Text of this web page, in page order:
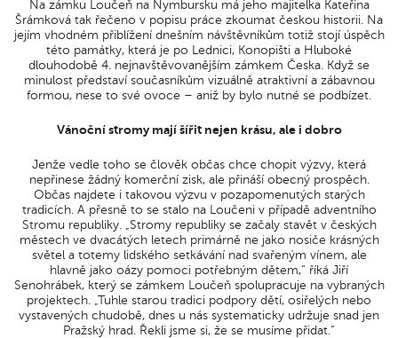
Na zámku Loučeň na Nymbursku má jeho majitelka Kateřina
Šrámková tak řečeno v popisu práce zkoumat českou historii. Na
jejím vhodném přiblížení dnešním návštěvníkům totiž stojí úspěch
této památky, která je po Lednici, Konopišti a Hluboké
dlouhodobě 4. nejnavštěvovanějším zámkem Česka. Když se
minulost představí současníkům vizuálně atraktivní a zábavnou
formou, nese to své ovoce – aniž by bylo nutné se podbízet.
Vánoční stromy mají šířit nejen krásu, ale i dobro
Jenže vedle toho se člověk občas chce chopit výzvy, která
nepřinese žádný komerční zisk, ale přináší obecný prospěch.
Občas najdete i takovou výzvu v pozapomenutých starých
tradicích. A přesně to se stalo na Loučeni v případě adventního
Stromu republiky. „Stromy republiky se začaly stavět v českých
městech ve dvacátých letech primárně ne jako nosiče krásných
světel a totemy lidského setkávání nad svařeným vínem, ale
hlavně jako oázy pomoci potřebným dětem,“ říká Jiří
Senohrábek, který se zámkem Loučeň spolupracuje na vybraných
projektech. „Tuhle starou tradici podpory dětí, osiřelých nebo
vystavených chudobě, dnes u nás systematicky udržuje snad jen
Pražský hrad. Řekli jsme si, že se musíme přidat.“